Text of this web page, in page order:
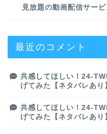
見放題の動画配信サービ
最近のコメント
共感してほしい！24-
げてみた【ネタバレあり
共感してほしい！24-
げてみた【ネタバレあり